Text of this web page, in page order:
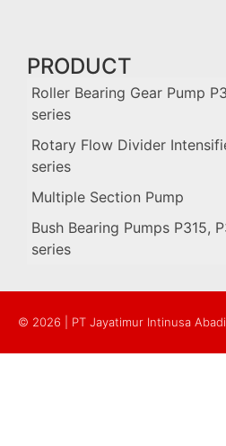
PRODUCT
Roller Bearing Gear Pump
series
Rotary Flow Divider
series
Multiple Section Pump
Bush Bearing Pumps P315,
series
© 2026 | PT Jayatimur Intinusa Abadi